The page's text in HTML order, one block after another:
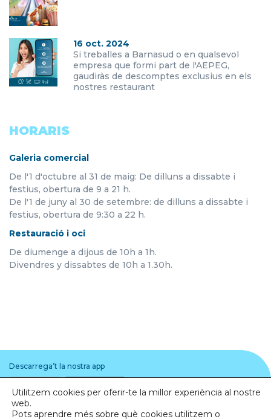
16 oct. 2024
Si treballes a Barnasud o en qualsevol
empresa que formi part de l'AEPEG,
gaudiràs de descomptes exclusius en els
nostres restaurant
HORARIS
Galeria comercial
De l'1 d'octubre al 31 de maig: De dilluns a dissabte i
festius, obertura de 9 a 21 h.
De l'1 de juny al 30 de setembre: de dilluns a dissabte i
festius, obertura de 9:30 a 22 h.
Restauració i oci
De diumenge a dijous de 10h a 1h.
Divendres y dissabtes de 10h a 1.30h.
Descarrega’t la nostra app
Utilitzem cookies per oferir-te la millor experiència al nostre
web.
Pots aprendre més sobre què cookies utilitzem o